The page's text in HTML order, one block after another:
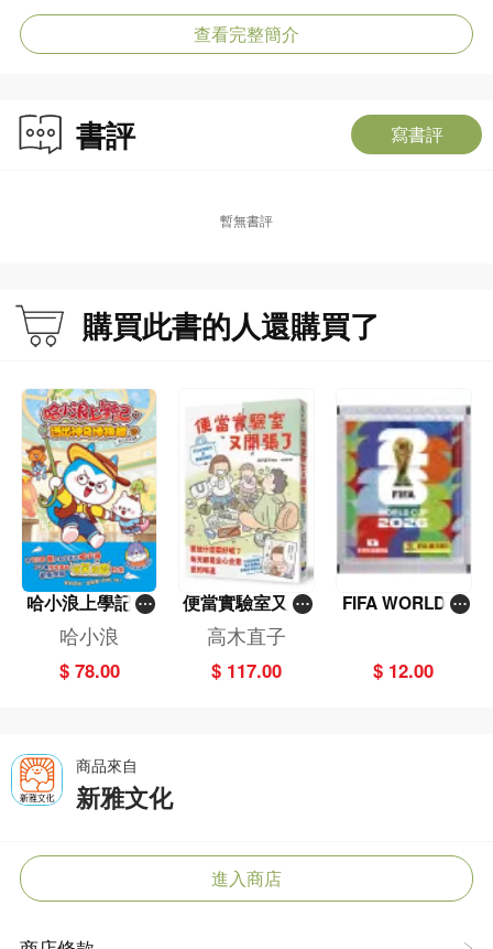
查看完整簡介
書評 寫書評
暫無書評
購買此書的人還購買了
哈小浪上學記(1
3)——逃出神奇
博物館
哈小浪
$ 78.00
便當實驗室又開
張了——日日和
特別日的菜單挑
戰記
高木直子
$ 117.00
FIFA WORLD C
包）
$ 12.00
商品來自
新雅文化
進入商店